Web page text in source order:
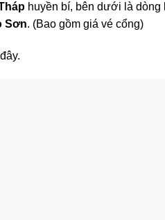
huyền bí, bên dưới là dòng
Sơn. (Bao gồm giá vé cổng)